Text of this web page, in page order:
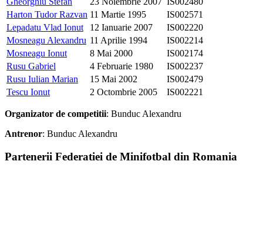
Harton Tudor Razvan 11 Martie 1995
IS002571
Lepadatu Vlad Ionut
12 Ianuarie 2007
IS002220
Mosneagu Alexandru 11 Aprilie 1994
IS002214
Mosneagu Ionut
8 Mai 2000
IS002174
Rusu Gabriel
4 Februarie 1980
IS002237
Rusu Iulian Marian
15 Mai 2002
IS002479
Tescu Ionut
2 Octombrie 2005 IS002221
Organizator de competitii: Bunduc Alexandru
Antrenor: Bunduc Alexandru
Partenerii Federatiei de Minifotbal din Romania